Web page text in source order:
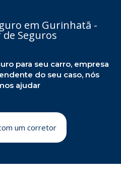
em Gurinhatã -
Seguros
para seu carro, empresa
do seu caso, nós
ajudar
um corretor